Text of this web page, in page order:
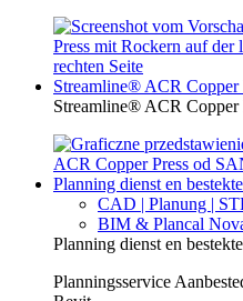
Streamline® ACR Copper
Streamline® ACR Copper
Planning dienst en
CAD | Planung |
BIM & Plancal
Planning dienst en
Planningsservice